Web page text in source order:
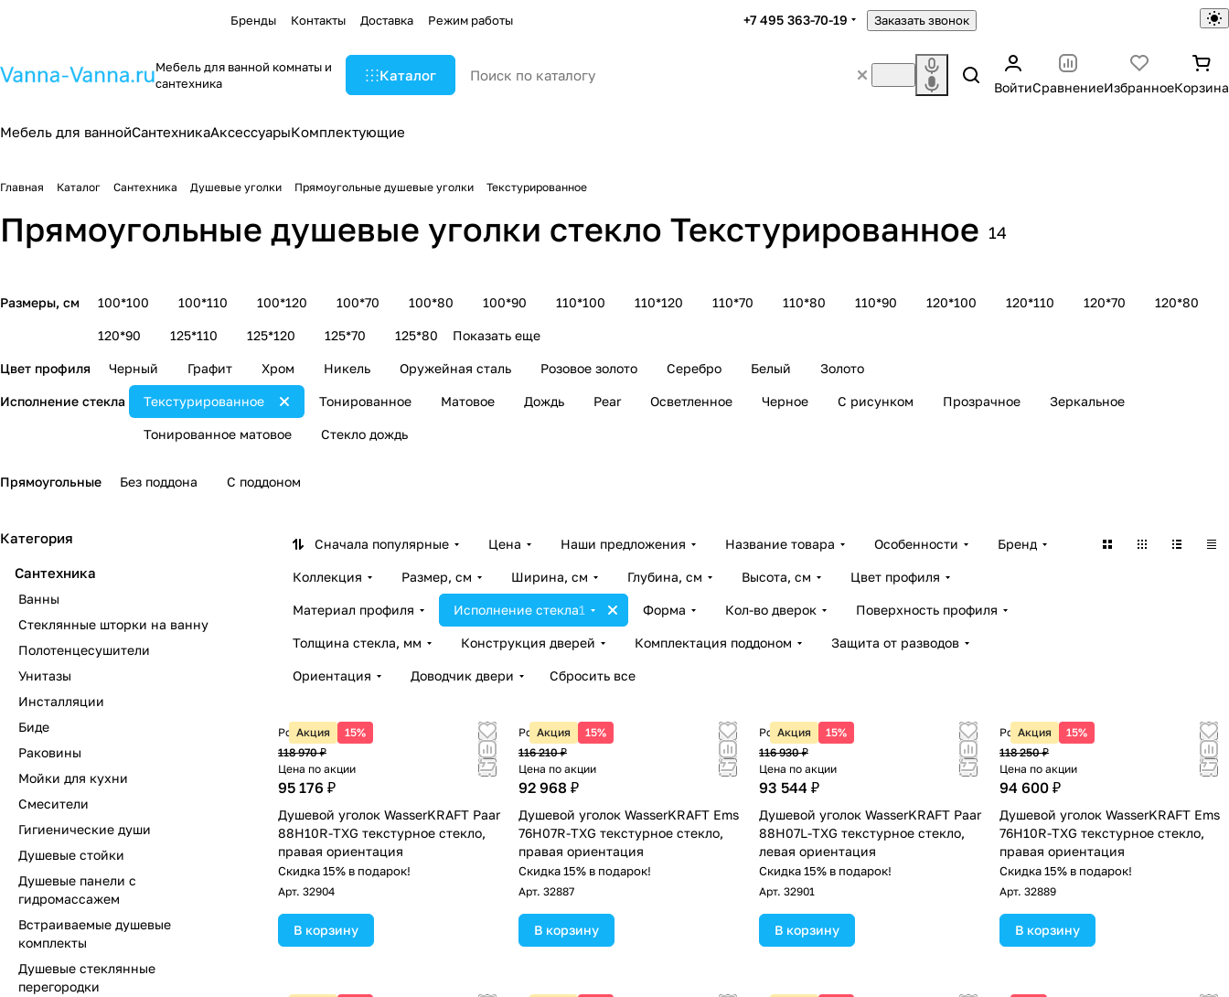
Бренды Контакты Доставка Режим работы +7 495 363-70-19 Заказать звонок
Мебель для ванной комнаты и
сантехника
Каталог
ВойтиСравнениеИзбранноеКорзина
Мебель для ваннойСантехникаАксессуарыКомплектующие
Главная Каталог Сантехника Душевые уголки Прямоугольные душевые уголки Текстурированное
Прямоугольные душевые уголки стекло Текстурированное 14
Размеры, см 100*100 100*110 100*120 100*70 100*80 100*90 110*100 110*120 110*70 110*80 110*90 120*100 120*110 120*70 120*80
120*90 125*110 125*120 125*70 125*80 Показать еще
Цвет профиля Черный Графит Хром Никель Оружейная сталь Розовое золото Серебро Белый Золото
Исполнение стекла Тонированное Матовое Дождь Pear Осветленное Черное С рисунком
Текстурированное Прозрачное Зеркальное
Тонированное матовое Стекло дождь
Прямоугольные Без поддона С поддоном
Сначала популярные Цена Наши предложения Название товара Особенности Бренд
Коллекция Размер, см Ширина, см Глубина, см Высота, см Цвет профиля
Материал профиля Исполнение стекла1 Форма Кол-во дверок Поверхность профиля
Толщина стекла, мм Конструкция дверей Комплектация поддоном Защита от разводов
Ориентация Доводчик двери Сбросить все
Акция 15%
Розничная цена
118 970 ₽
Цена по акции
95 176 ₽
Душевой уголок WasserKRAFT Paar
88H10R-TXG текстурное стекло,
правая ориентация
Скидка 15% в подарок!
Арт. 32904
В корзину
Акция 15%
Розничная цена
116 210 ₽
Цена по акции
92 968 ₽
Душевой уголок WasserKRAFT Ems
76H07R-TXG текстурное стекло,
правая ориентация
Скидка 15% в подарок!
Арт. 32887
В корзину
Акция 15%
Розничная цена
116 930 ₽
Цена по акции
93 544 ₽
Душевой уголок WasserKRAFT Paar
88H07L-TXG текстурное стекло,
левая ориентация
Скидка 15% в подарок!
Арт. 32901
В корзину
Акция 15%
Розничная цена
118 250 ₽
Цена по акции
94 600 ₽
Душевой уголок WasserKRAFT Ems
76H10R-TXG текстурное стекло,
правая ориентация
Скидка 15% в подарок!
Арт. 32889
В корзину
Категория
Сантехника
Ванны
Стеклянные шторки на ванну
Полотенцесушители
Унитазы
Инсталляции
Биде
Раковины
Мойки для кухни
Смесители
Гигиенические души
Душевые стойки
Душевые панели с
гидромассажем
Встраиваемые душевые
комплекты
Душевые стеклянные
перегородки